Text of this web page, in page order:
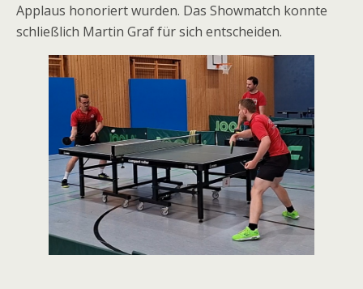
Applaus honoriert wurden. Das Showmatch konnte
schließlich Martin Graf für sich entscheiden.